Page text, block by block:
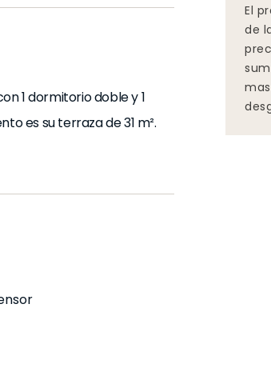
1 dormitorio doble y 1
es su terraza de 31 m².
con aire acondicionado
ambiente
El
de